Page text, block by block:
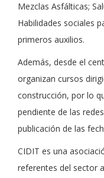
Mezclas Asfálticas;
Habilidades sociales
primeros auxilios.
Además, desde el
organizan cursos
construcción, por lo
pendiente de las
publicación de las
CIDIT es una
referentes del sector